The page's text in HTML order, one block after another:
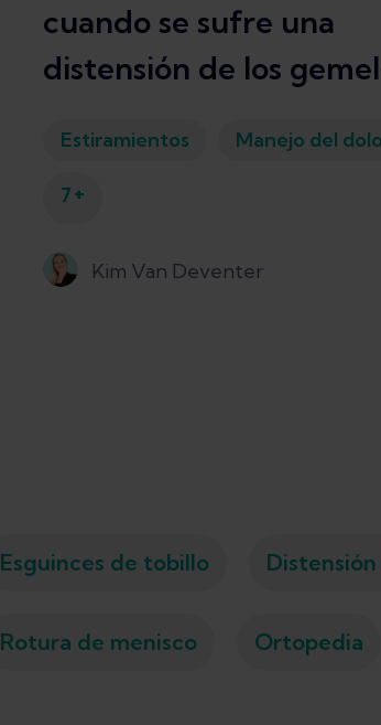
cuando se sufre una
distensión de los
Estiramientos Manejo del
7+
Kim Van Deventer
Esguinces de tobillo
Rotura de menisco Ortopedia